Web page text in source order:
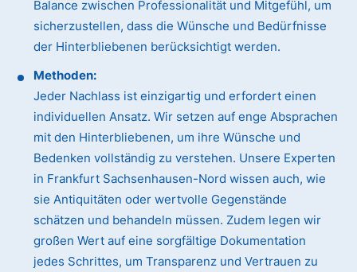
Balance zwischen Professionalität und Mitgefühl, um
sicherzustellen, dass die Wünsche und Bedürfnisse
der Hinterbliebenen berücksichtigt werden.
Methoden:
Jeder Nachlass ist einzigartig und erfordert einen
individuellen Ansatz. Wir setzen auf enge Absprachen
mit den Hinterbliebenen, um ihre Wünsche und
Bedenken vollständig zu verstehen. Unsere Experten
in Frankfurt Sachsenhausen-Nord wissen auch, wie
sie Antiquitäten oder wertvolle Gegenstände
schätzen und behandeln müssen. Zudem legen wir
großen Wert auf eine sorgfältige Dokumentation
jedes Schrittes, um Transparenz und Vertrauen zu